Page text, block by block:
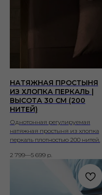
НАТЯЖНАЯ ПРОСТЫНЯ
ИЗ ХЛОПКА ПЕРКАЛЬ |
ВЫСОТА 30 СМ (200
НИТЕЙ)
Однотонная регулируемая
натяжная простыня из хлопка
перкаль плотностью 200 нитей.
2 799—5 699 р.